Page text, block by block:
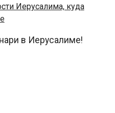
в Иерусалиме!